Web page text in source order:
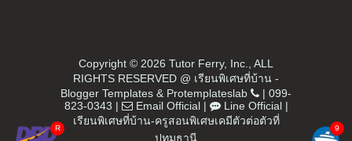
Copyright © 2026 Tutor Ferry, Inc., ALL
RIGHTS RESERVED @ เรียนพิเศษที่บ้าน -
Blogger Templates & Protemplateslab | 099-
823-0343 | Email Official| Line Official|
เรียนพิเศษที่บ้าน-ครูสอนพิเศษเคมีตัวต่อตัวที่
ปทุมธานี